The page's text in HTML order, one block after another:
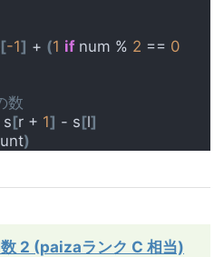
[-1] + (1 if num % 2 == 0
数
[r + 1] - s[l]
)
2 (paizaランク C 相当)